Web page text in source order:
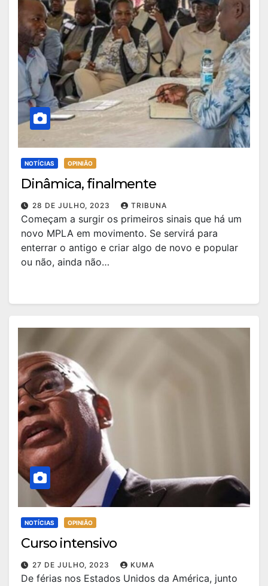
NOTÍCIAS OPINIÃO
Dinâmica, finalmente
28 DE JULHO, 2023 TRIBUNA
Começam a surgir os primeiros sinais que há um
novo MPLA em movimento. Se servirá para
enterrar o antigo e criar algo de novo e popular
ou não, ainda não…
NOTÍCIAS OPINIÃO
Curso intensivo
27 DE JULHO, 2023 KUMA
De férias nos Estados Unidos da América, junto